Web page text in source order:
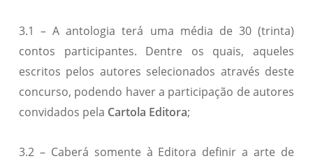
3.1 – A antologia terá uma média de 30 (trinta)
contos participantes. Dentre os quais, aqueles
escritos pelos autores selecionados através deste
concurso, podendo haver a participação de autores
convidados pela Cartola Editora;
3.2 – Caberá somente à Editora definir a arte de